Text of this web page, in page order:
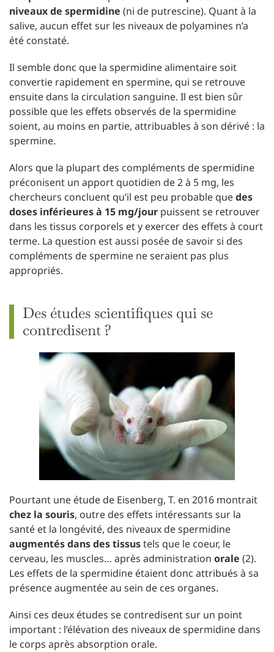
niveaux de spermidine (ni de putrescine). Quant à la
salive, aucun effet sur les niveaux de polyamines n’a
été constaté.
Il semble donc que la spermidine alimentaire soit
convertie rapidement en spermine, qui se retrouve
ensuite dans la circulation sanguine. Il est bien sûr
possible que les effets observés de la spermidine
soient, au moins en partie, attribuables à son dérivé : la
spermine.
Alors que la plupart des compléments de spermidine
préconisent un apport quotidien de 2 à 5 mg, les
chercheurs concluent qu’il est peu probable quedes
doses inférieures à 15 mg/jourpuissent se retrouver
dans les tissus corporels et y exercer des effets à court
terme. La question est aussi posée de savoir si des
compléments de spermine ne seraient pas plus
appropriés.
Des études scientifiques qui se
contredisent ?
Pourtant une étude de Eisenberg, T. en 2016 montrait
chez la souris, outre des effets intéressants sur la
santé et la longévité, des niveaux de spermidine
augmentés dans des tissustels que le coeur, le
cerveau, les muscles… après administration orale (2).
Les effets de la spermidine étaient donc attribués à sa
présence augmentée au sein de ces organes.
Ainsi ces deux études se contredisent sur un point
important : l’élévation des niveaux de spermidine dans
le corps après absorption orale.